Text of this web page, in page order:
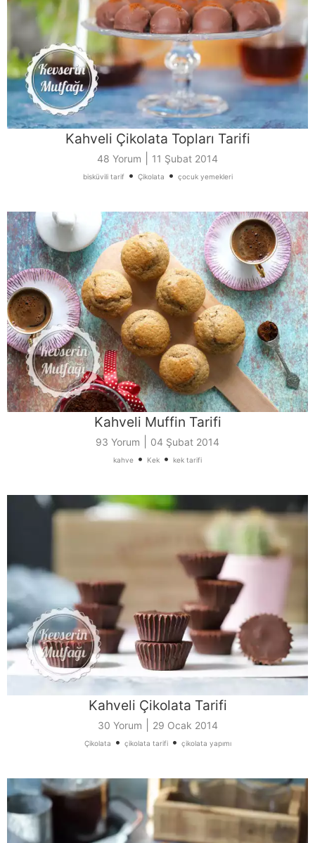
Kahveli Çikolata Topları Tarifi
48 Yorum 11 Şubat 2014
bisküvili tarif• Çikolata • çocuk yemekleri
Kahveli Muffin Tarifi
93 Yorum 04 Şubat 2014
kahve • Kek • kek tarifi
Kahveli Çikolata Tarifi
30 Yorum 29 Ocak 2014
Çikolata • çikolata tarifi• çikolata yapımı